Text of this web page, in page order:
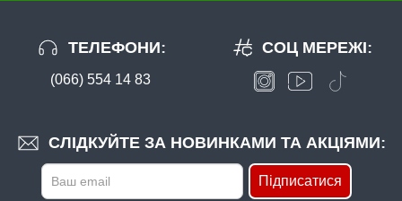
7 грн
ТЕЛЕФОНИ:
(066) 554 14 83
СЛІДКУЙТЕ ЗА НОВИНКАМИ ТА АКЦІЯМИ:
Підписатися
СОЦ МЕРЕЖІ: